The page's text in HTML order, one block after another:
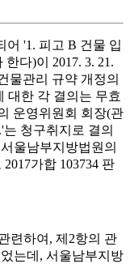
어 '1. 피고 B 건물 입
다)이 2017. 3. 21.
물관리 규약 개정의
대한 각 결의는 무효
운영위원회 회장(관
청구취지로 결의
울남부지방법원의
가합 103734 판
련하여, 제2항의 관
는데, 서울남부지방